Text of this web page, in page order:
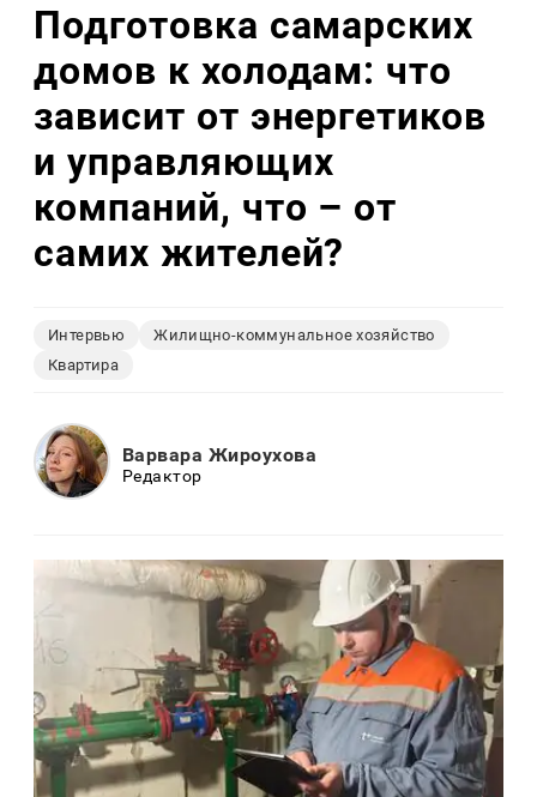
Подготовка самарских
домов к холодам: что
зависит от энергетиков
и управляющих
компаний, что – от
самих жителей?
Интервью
Жилищно-коммунальное хозяйство
Квартира
Варвара Жироухова
Редактор